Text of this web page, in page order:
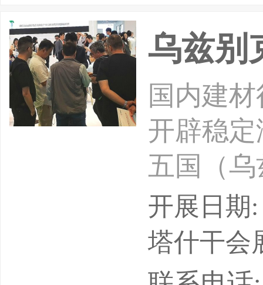
乌兹别
国内建
开辟稳
五国（
会，定档
心，中
业大展
开展日期
塔什干会